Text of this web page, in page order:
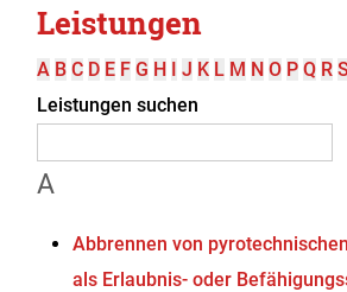
Leistungen
A B C D E F G H I J K L M N O P Q R S
Leistungen suchen
A
Abbrennen von
als Erlaubnis- oder